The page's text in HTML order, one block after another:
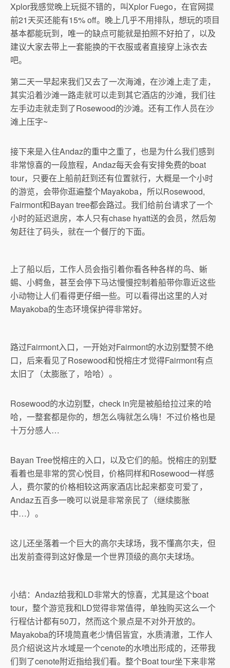
Xplor我感觉晚上玩挺不错的，叫Xplor Fuego，在官网提
前21天买还能有15% off。晚上几乎不用排队，想玩的项目
基本都能玩到，唯一的缺点可能就是拍照不好拍了，以及
建议大家去带上一套能换的干衣服或者直接穿上泳衣去
吧。
第二天一早起来我们又去了一次海滩，在沙滩上走了走，
其实沿着沙滩一路走就可以走到其它酒店的沙滩，我们往
左手边走就走到了Rosewood的沙滩。还有工作人员在沙
滩上压字~
接下来是入住Andaz的重中之重了，也是为什么我们感到
非常惊喜的一段旅程，Andaz每天会有安排免费的boat
tour，只要在上船前赶到还有位置就行，大概是一个小时
的游览，会带你逛遍整个Mayakoba，所以Rosewood,
Fairmont和Bayan tree都会路过。我们给前台请求了一个
小时的延迟退房，本人只有chase hyatt送的会员，然后匆
匆赶往了码头，就在一个餐厅的下面。
上了船以后，工作人员会指引着你看各种各样的鸟、蜥
蜴、小鳄鱼，甚至会停下马达慢慢控制着船带你靠近这些
小动物让人们看得更仔细一些。可以看得出这里的人对
Mayakoba的生态环境保护得非常好。
路过Fairmont入口，一开始对Fairmont的水边别墅赞不绝
口，后来看见了Rosewood和悦榕庄才觉得Fairmont有点
太旧了（太膨胀了，哈哈）。
Rosewood的水边别墅，check in完是被船给拉过来的哈
哈，一整套都是你的，想怎么嗨就怎么嗨！不过价格也是
十万分感人…
Bayan Tree悦榕庄的入口，以及它们的船。悦榕庄的别墅
看着也是非常的赏心悦目，价格同样和Rosewood一样感
人，费尔蒙的价格相较这两家酒店比起来都变可爱了，
Andaz五百多一晚可以说是非常亲民了（继续膨胀
中…）。
这儿还坐落着一个巨大的高尔夫球场，我不懂高尔夫，但
出发前查得到这好像是一个世界顶级的高尔夫球场。
小结：Andaz给我和LD非常大的惊喜，尤其是这个boat
tour，整个游览我和LD觉得非常值得，单独购买这么一个
行程估计都有50刀，然而这个景点是不对外开放的。
Mayakoba的环境简直老少情侣皆宜，水质清澈，工作人
员介绍说这片水域是一个cenote的水喷出形成的，还带我
们到了cenote附近指给我们看。整个Boat tour坐下来非常